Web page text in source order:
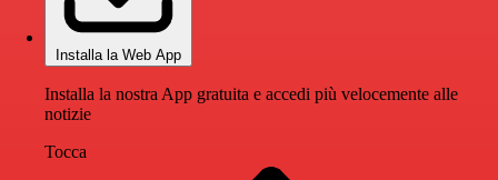
Installa la Web App
Installa la nostra App gratuita e accedi più velocemente alle
notizie
Tocca